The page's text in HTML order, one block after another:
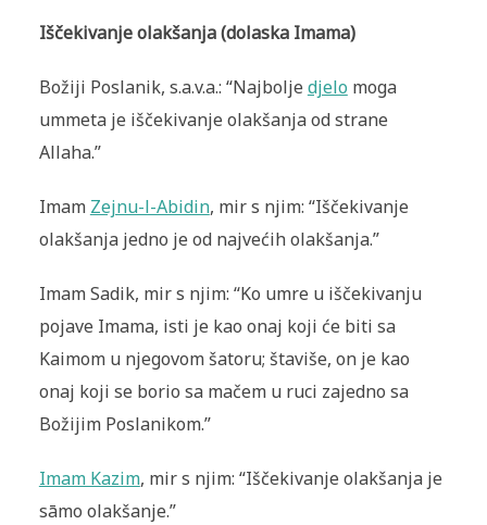
Iščekivanje olakšanja (dolaska Imama)
Božiji Poslanik, s.a.v.a.: “Najbolje djelo moga
ummeta je iščekivanje olakšanja od strane
Allaha.”
Imam Zejnu-l-Abidin, mir s njim: “Iščekivanje
olakšanja jedno je od najvećih olakšanja.”
Imam Sadik, mir s njim: “Ko umre u iščekivanju
pojave Imama, isti je kao onaj koji će biti sa
Kaimom u njegovom šatoru; štaviše, on je kao
onaj koji se borio sa mačem u ruci zajedno sa
Božijim Poslanikom.”
Imam Kazim, mir s njim: “Iščekivanje olakšanja je
sāmo olakšanje.”